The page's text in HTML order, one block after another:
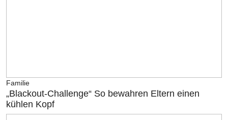
Familie
„Blackout-Challenge“ So bewahren Eltern einen
kühlen Kopf